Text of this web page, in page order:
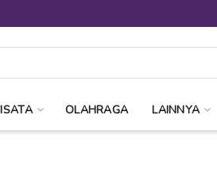
OLAHRAGA LAINNYA